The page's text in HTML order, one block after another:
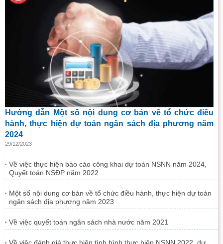
Hướng dẫn Một số nội dung cơ bản về tổ chức điều
hành, thực hiện dự toán ngân sách địa phương năm
2024
29/12/2023
Về việc thực hiện báo cáo công khai dự toán NSNN năm 2024,
Quyết toán NSĐP năm 2022
Một số nội dung cơ bản về tổ chức điều hành, thực hiện dự toán
ngân sách địa phương năm 2023
Về việc quyết toán ngân sách nhà nước năm 2021